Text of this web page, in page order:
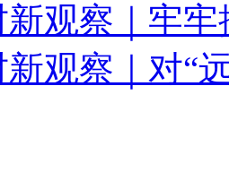
新观察｜牢
观察｜对“